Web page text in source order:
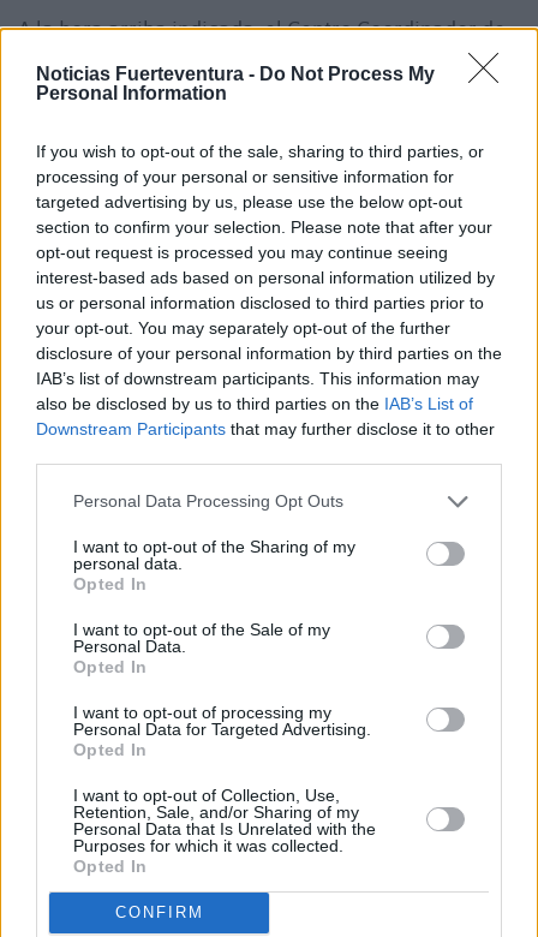
Noticias Fuerteventura - Do Not Process My
Personal Information
If you wish to opt-out of the sale, sharing to third parties, or
processing of your personal or sensitive information for
targeted advertising by us, please use the below opt-out
section to confirm your selection. Please note that after your
opt-out request is processed you may continue seeing
interest-based ads based on personal information utilized by
us or personal information disclosed to third parties prior to
your opt-out. You may separately opt-out of the further
disclosure of your personal information by third parties on the
IAB’s list of downstream participants. This information may
also be disclosed by us to third parties on the IAB’s List of
Downstream Participants that may further disclose it to other
Personal Data Processing Opt Outs
I want to opt-out of the Sharing of my
personal data.
Opted In
I want to opt-out of the Sale of my
Personal Data.
Opted In
I want to opt-out of processing my
Personal Data for Targeted Advertising.
Opted In
I want to opt-out of Collection, Use,
Retention, Sale, and/or Sharing of my
Personal Data that Is Unrelated with the
Purposes for which it was collected.
Opted In
CONFIRM
A la hora arriba indicada, el Centro Coordinador de
Emergencias y Seguridad (CECOES) 112 del
Gobierno de Canarias recibió una alerta sobre el
precisaba asistencia sanitaria en la vía antes
mencionada.
El 112 activó de inmediato los recursos de
emergencia necesarios y el SUC lo trasladaba al
hospital,
Comentarios (1)
golpe de calor en Fuerteventura
Fuerteventura Santiago de Compostela
¿EN QUÉ MOMENTO DEJAMOS DE SER
Vuelca una hormigonera en Lajares